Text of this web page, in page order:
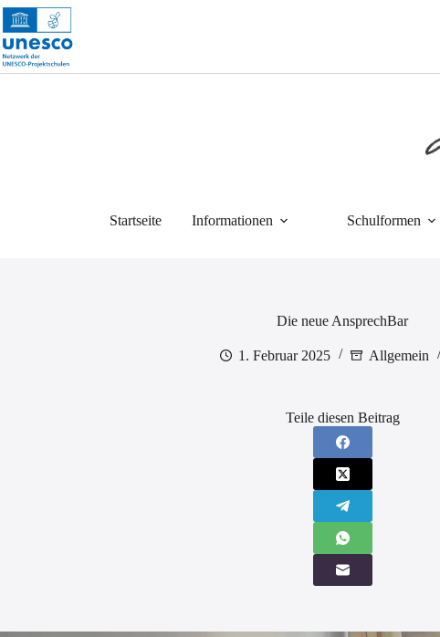
Zum
Inhalt
springen
Startseite Informationen Schulformen
Die neue AnsprechBar
1. Februar 2025 Allgemein
Teile diesen Beitrag